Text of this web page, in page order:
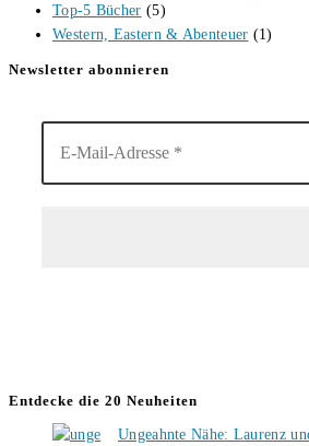
Top-5 Bücher (5)
Western, Eastern & Abenteuer (1)
Newsletter abonnieren
Entdecke die 20 Neuheiten
Ungeahnte Nähe: Laurenz